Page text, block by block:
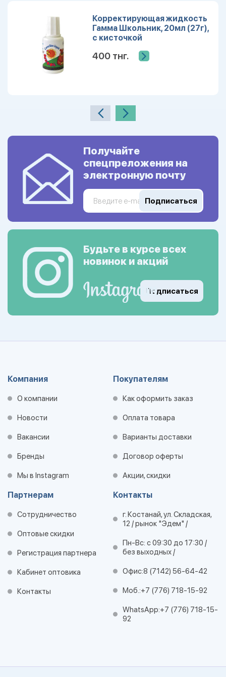
Корректирующая жидкость
Гамма Школьник, 20мл (27г),
с кисточкой
400 тнг.
Получайте
спецпреложения на
электронную почту
Подписаться
Будьте в курсе всех
новинок и акций
Подписаться
Компания
О компании
Новости
Вакансии
Бренды
Мы в Instagram
Покупателям
Как оформить заказ
Оплата товара
Варианты доставки
Договор оферты
Акции, скидки
Партнерам
Сотрудничество
Оптовые скидки
Регистрация партнера
Кабинет оптовика
Контакты
Контакты
г. Костанай, ул. Складская,
12 / рынок "Эдем" /
Пн-Вс: с 09:30 до 17:30 /
без выходных /
Офис:8 (7142) 56-64-42
Моб.:+7 (776) 718-15-92
WhatsApp:+7 (776) 718-15-
92